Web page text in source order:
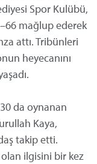
Spor Kulübü,
mağlup ederek
attı. Tribünleri
heyecanını
da oynanan
Kaya,
takip etti.
ilgisini bir kez